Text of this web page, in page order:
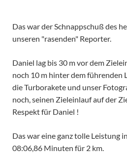
Das war der Schnappschuß des
unseren "rasenden" Reporter.
Daniel lag bis 30 m vor dem
noch 10 m hinter dem führenden
die Turborakete und unser
noch, seinen Zieleinlauf auf der
Respekt für Daniel !
Das war eine ganz tolle Leistung
08:06,86 Minuten für 2 km.